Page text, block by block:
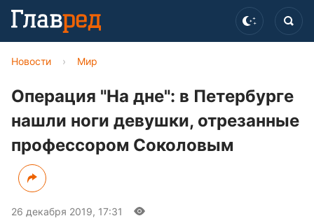
Новости › Мир
Операция "На дне": в Петербурге
нашли ноги девушки, отрезанные
профессором Соколовым
26 декабря 2019, 17:31